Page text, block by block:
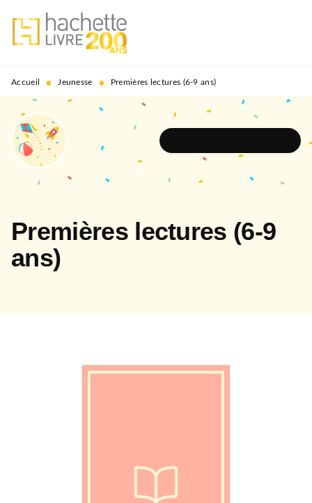
MENU RECHERCHE
PIED DE PAGE
Accueil • Jeunesse • Premières lectures (6-9 ans)
Premières lectures (6-9
ans)